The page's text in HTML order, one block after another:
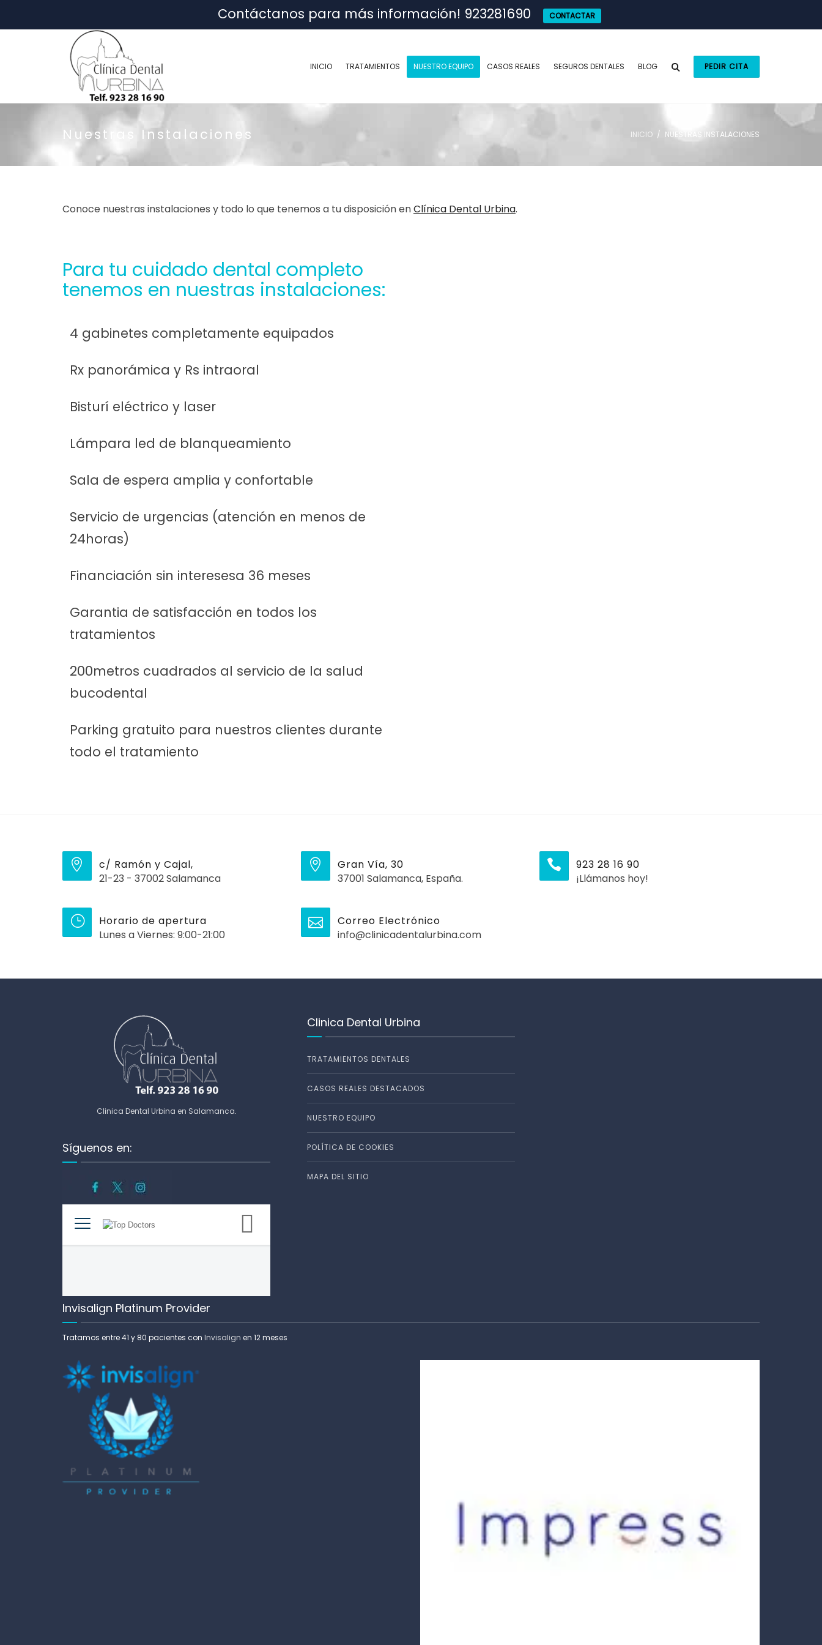
Contáctanos para más información! 923281690 CONTACTAR
INICIO TRATAMIENTOS NUESTRO EQUIPO CASOS REALES SEGUROS DENTALES BLOG PEDIR CITA
Nuestras Instalaciones INICIO NUESTRAS INSTALACIONES
Conoce nuestras instalaciones y todo lo que tenemos a tu disposición enClínica Dental Urbina.
Para tu cuidado dental completo
tenemos en nuestras instalaciones:
4 gabinetes completamente equipados
Rx panorámica y Rs intraoral
Bisturí eléctrico y laser
Lámpara led de blanqueamiento
Sala de espera amplia y confortable
Servicio de urgencias (atención en menos de
24horas)
Financiación sin interesesa 36 meses
Garantia de satisfacción en todos los
tratamientos
200metros cuadrados al servicio de la salud
bucodental
Parking gratuito para nuestros clientes durante
todo el tratamiento
c/ Ramón y Cajal,
21-23 - 37002 Salamanca
Gran Vía, 30
37001 Salamanca, España.
923 28 16 90
¡Llámanos hoy!
Horario de apertura
Lunes a Viernes: 9:00-21:00
Correo Electrónico
info@clinicadentalurbina.com
Clinica Dental Urbina en Salamanca.
Síguenos en:
Clinica Dental Urbina
TRATAMIENTOS DENTALES
CASOS REALES DESTACADOS
NUESTRO EQUIPO
POLÍTICA DE COOKIES
MAPA DEL SITIO
Invisalign Platinum Provider
Tratamos entre 41 y 80 pacientes con Invisalign en 12 meses